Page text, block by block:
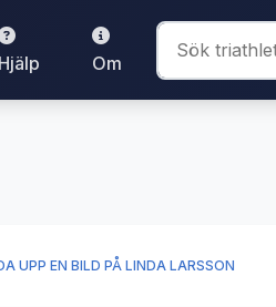
Hjälp Om
UPP EN BILD PÅ LINDA LARSSON